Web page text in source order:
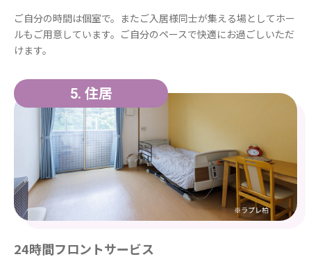
ご自分の時間は個室で。またご入居様同士が集える場としてホー
ルもご用意しています。ご自分のペースで快適にお過ごしいただ
けます。
5. 住居
24時間フロントサービス